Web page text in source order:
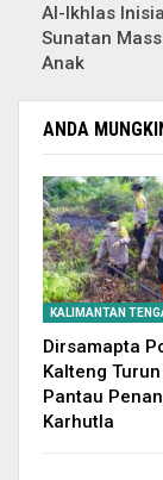
Al-Ikhlas
Sunatan
Anak
ANDA
KALIMANTAN
Dirsamapta
Kalteng
Pantau
Karhutla